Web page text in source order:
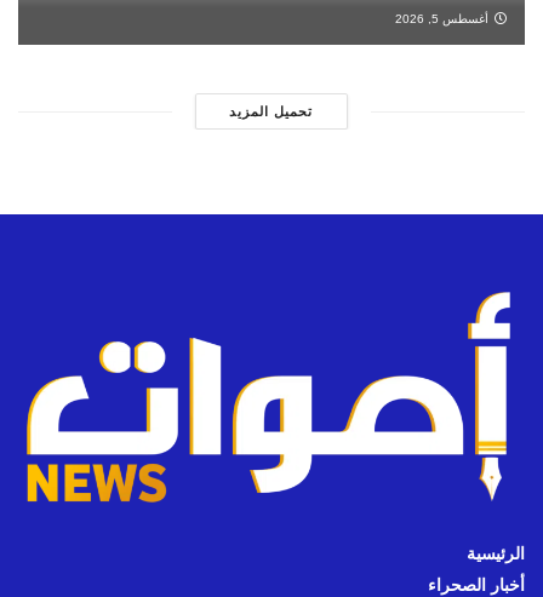
أغسطس 5, 2026
تحميل المزيد
الرئيسية
أخبار الصحراء